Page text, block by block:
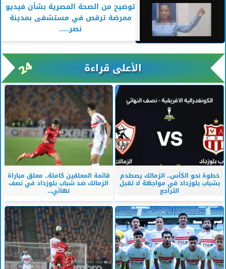
توضيح من الصحة المصرية بشأن فيديو
ممرضة ترقص في مستشفى بمدينة
نصر.....
الأعلى قراءة
خطوة نحو الكأس.. الزمالك يصطدم
بشباب بلوزداد في مواجهة لا تقبل
التراجع
قائمة المعلقين كاملة.. معلق مباراة
الزمالك ضد شباب بلوزداد في نصف
نهائي...